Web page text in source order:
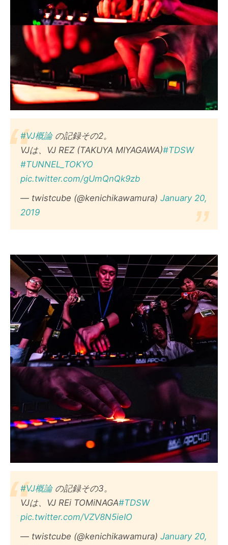
#VJ概論の記録その2。
VJは、VJ REZ (TAKUYA MIYAGAWA)#TDSW
#TUNNEL_TOKYO
pic.twitter.com/gUmQnQk9zb
— twistcube (@kenichikawamura) January 20,
2019
#VJ概論の記録その3。
VJは、VJ REi TOMiNAGA#TDSW
pic.twitter.com/VZV8N5ieIO
— twistcube (@kenichikawamura) January 20,